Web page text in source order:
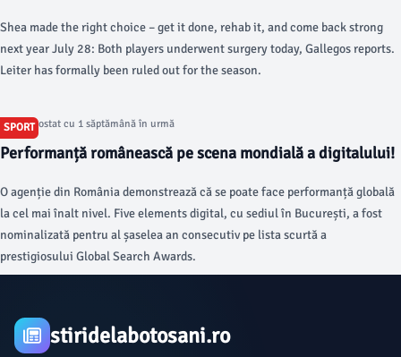
Eastern Conference supremacy?
Shea made the right choice – get it done, rehab it, and come back strong
next year July 28: Both players underwent surgery today, Gallegos reports.
Leiter has formally been ruled out for the season.
SPORT
Articol postat cu 1 săptămână în urmă
Performanță românească pe scena mondială a digitalului!
O agenție din România demonstrează că se poate face performanță globală
la cel mai înalt nivel. Five elements digital, cu sediul în București, a fost
nominalizată pentru al șaselea an consecutiv pe lista scurtă a
prestigiosului Global Search Awards.
stiridelabotosani.ro